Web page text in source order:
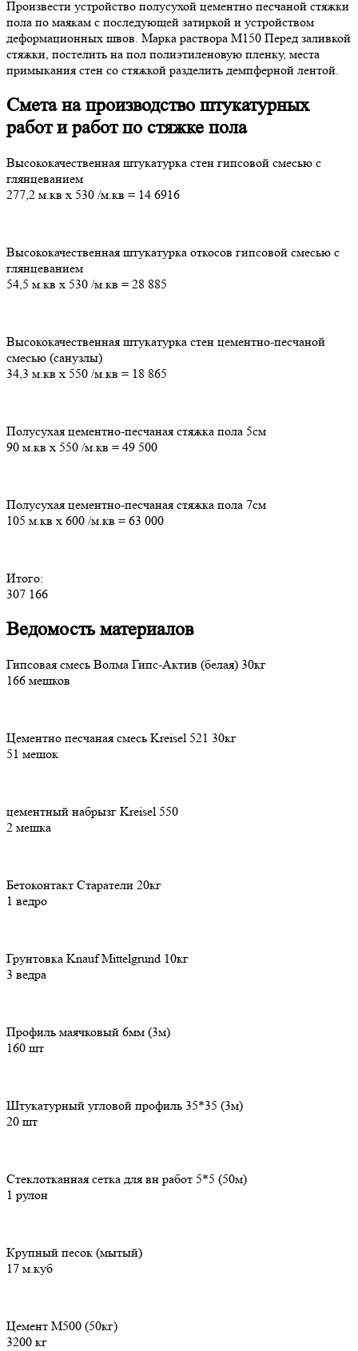
Произвести устройство полусухой цементно песчаной стяжки
пола по маякам с последующей затиркой и устройством
деформационных швов. Марка раствора М150 Перед заливкой
стяжки, постелить на пол полиэтиленовую пленку, места
примыкания стен со стяжкой разделить демпферной лентой.
Смета на производство штукатурных
работ и работ по стяжке пола
Высококачественная штукатурка стен гипсовой смесью с
глянцеванием
277,2 м.кв х 530 /м.кв = 14 6916
Высококачественная штукатурка откосов гипсовой смесью с
глянцеванием
54,5 м.кв х 530 /м.кв = 28 885
Высококачественная штукатурка стен цементно-песчаной
смесью (санузлы)
34,3 м.кв х 550 /м.кв = 18 865
Полусухая цементно-песчаная стяжка пола 5см
90 м.кв х 550 /м.кв = 49 500
Полусухая цементно-песчаная стяжка пола 7см
105 м.кв х 600 /м.кв = 63 000
Итого:
307 166
Ведомость материалов
Гипсовая смесь Волма Гипс-Актив (белая) 30кг
166 мешков
Цементно песчаная смесь Kreisel 521 30кг
51 мешок
цементный набрызг Kreisel 550
2 мешка
Бетоконтакт Старатели 20кг
1 ведро
Грунтовка Knauf Mittelgrund 10кг
3 ведра
Профиль маячковый 6мм (3м)
160 шт
Штукатурный угловой профиль 35*35 (3м)
20 шт
Стеклотканная сетка для вн работ 5*5 (50м)
1 рулон
Крупный песок (мытый)
17 м.куб
Цемент М500 (50кг)
3200 кг